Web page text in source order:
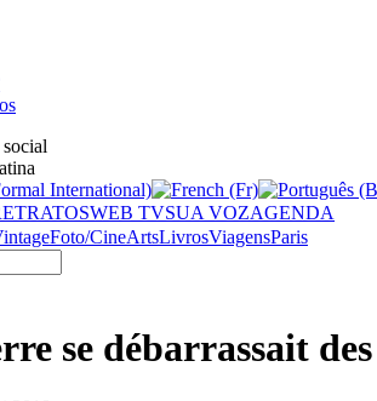
WEB TVSUA VOZAGENDA
Foto/CineArtsLivrosViagensParis
se débarrassait